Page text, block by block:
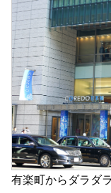
有楽町からダラダ